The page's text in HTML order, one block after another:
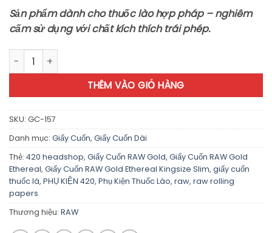
Sản phẩm dành cho thuốc lào hợp pháp – nghiêm
cấm sử dụng với chất kích thích trái phép.
Giấy Cuốn RAW Gold Ethereal Kingsize Slim - GC157 số lượng
THÊM VÀO GIỎ HÀNG
SKU: GC-157
Danh mục: Giấy Cuốn, Giấy Cuốn Dài
Thẻ: 420 headshop, Giấy Cuốn RAW Gold, Giấy Cuốn RAW Gold
Ethereal, Giấy Cuốn RAW Gold Ethereal Kingsize Slim, giấy cuốn
thuốc lá, PHỤ KIỆN 420, Phụ Kiện Thuốc Lào, raw, raw rolling
papers
Thương hiệu: RAW